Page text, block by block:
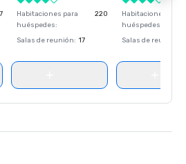
Habitaciones para
huéspedes:
220
Salas de reunión: 17
Habitaciones para
huéspedes
Salas de reunión